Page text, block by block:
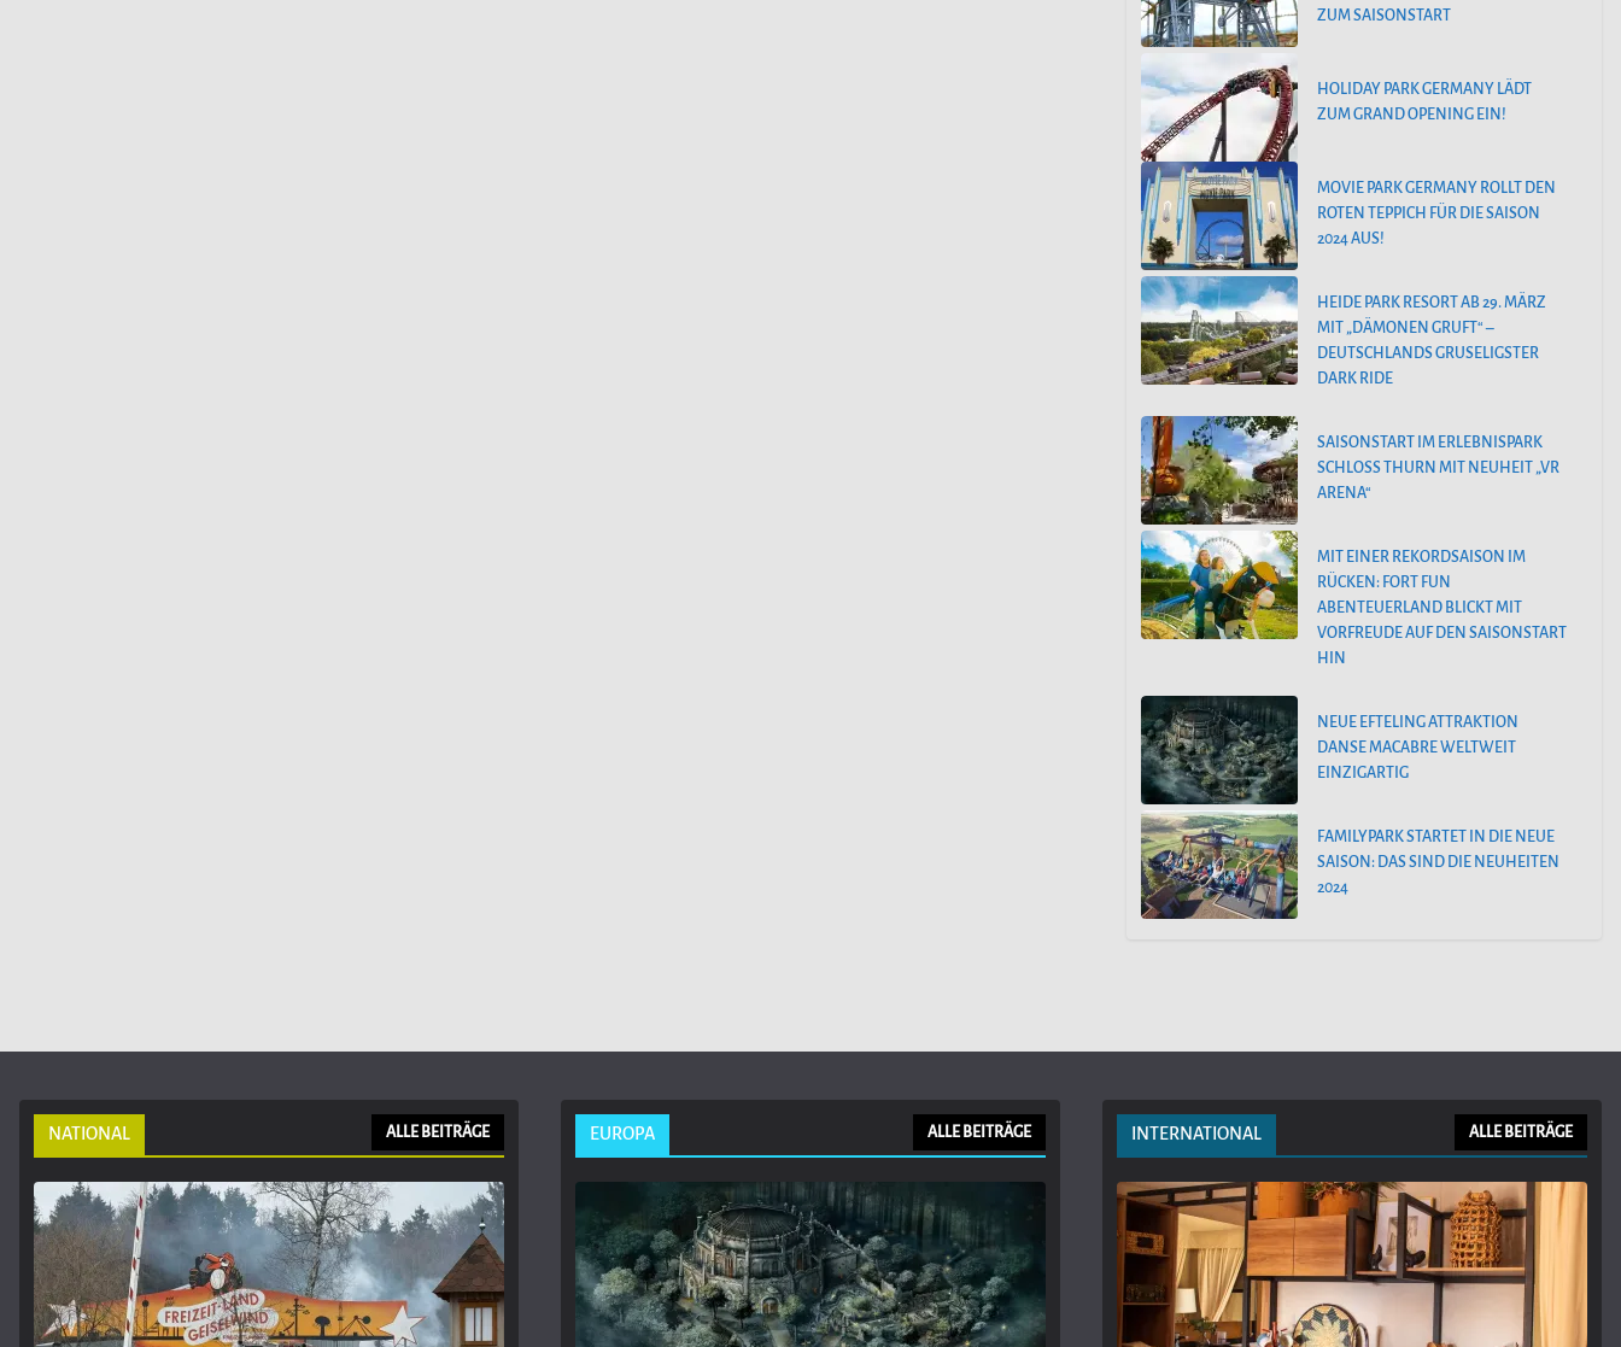
ZUM SAISONSTART
HOLIDAY PARK GERMANY LÄDT
ZUM GRAND OPENING EIN!
MOVIE PARK GERMANY ROLLT DEN
ROTEN TEPPICH FÜR DIE SAISON
2024 AUS!
HEIDE PARK RESORT AB 29. MÄRZ
MIT „DÄMONEN GRUFT“ –
DEUTSCHLANDS GRUSELIGSTER
DARK RIDE
SAISONSTART IM ERLEBNISPARK
SCHLOSS THURN MIT NEUHEIT „VR
ARENA“
MIT EINER REKORDSAISON IM
RÜCKEN: FORT FUN
ABENTEUERLAND BLICKT MIT
VORFREUDE AUF DEN SAISONSTART
HIN
NEUE EFTELING ATTRAKTION
DANSE MACABRE WELTWEIT
EINZIGARTIG
FAMILYPARK STARTET IN DIE NEUE
SAISON: DAS SIND DIE NEUHEITEN
2024
NATIONAL ALLE BEITRÄGE EUROPA ALLE BEITRÄGE INTERNATIONAL ALLE BEITRÄGE